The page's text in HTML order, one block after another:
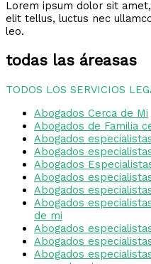
Lorem ipsum dolor sit
elit tellus, luctus nec
leo.
todas las áreasas
TODOS LOS SERVICIOS
Abogados Cerca de Mi
Abogados de Familia
Abogados
Abogados
Abogados
Abogados
Abogados
Abogados
de mi
Abogados
Abogados
Abogados